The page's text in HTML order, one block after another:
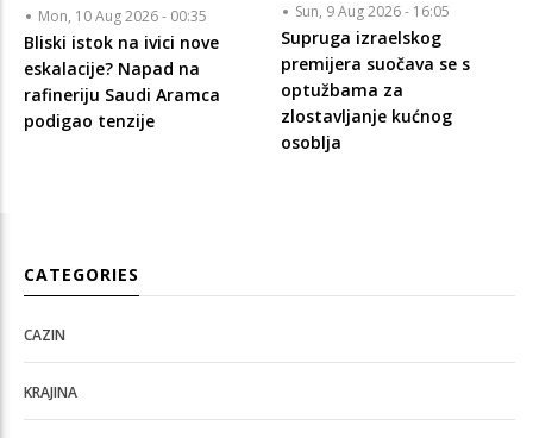
Mon, 10 Aug 2026 - 00:35
Bliski istok na ivici nove
eskalacije? Napad na
rafineriju Saudi Aramca
podigao tenzije
Sun, 9 Aug 2026 - 16:05
Supruga izraelskog
premijera suočava se s
optužbama za
zlostavljanje kućnog
osoblja
CATEGORIES
CAZIN
KRAJINA